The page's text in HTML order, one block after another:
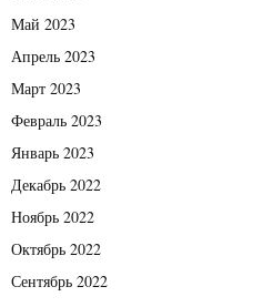
Май 2023
Апрель 2023
Март 2023
Февраль 2023
Январь 2023
Декабрь 2022
Ноябрь 2022
Октябрь 2022
Сентябрь 2022